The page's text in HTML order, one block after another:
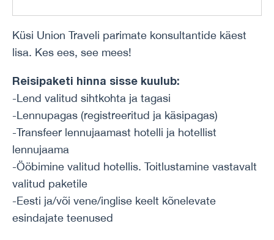
Küsi Union Traveli parimate konsultantide käest
lisa. Kes ees, see mees!
Reisipaketi hinna sisse kuulub:
-Lend valitud sihtkohta ja tagasi
-Lennupagas (registreeritud ja käsipagas)
-Transfeer lennujaamast hotelli ja hotellist
lennujaama
-Ööbimine valitud hotellis. Toitlustamine vastavalt
valitud paketile
-Eesti ja/või vene/inglise keelt kõnelevate
esindajate teenused